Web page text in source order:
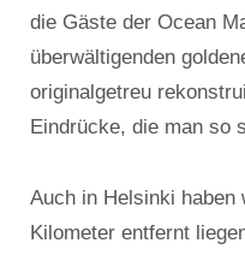
die Gäste der Ocean
überwältigenden
originalgetreu
Eindrücke, die man so
Auch in Helsinki haben
Kilometer entfernt